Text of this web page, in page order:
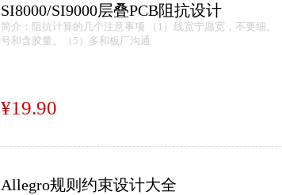
SI8000/SI9000层叠PCB阻抗设计
简介：阻抗计算的几个注意事项 （1）线宽宁愿宽，不要细
号和含胶量。（5）多和板厂沟通
¥19.90
Allegro规则约束设计大全